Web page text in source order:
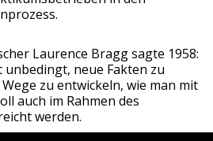
Laurence Bragg sagte 1958:
unbedingt, neue Fakten zu
zu entwickeln, wie man mit
auch im Rahmen des
werden.